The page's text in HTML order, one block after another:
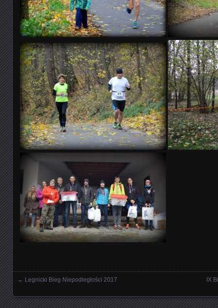
← Legnicki Bieg Niepodległości 2017 IX